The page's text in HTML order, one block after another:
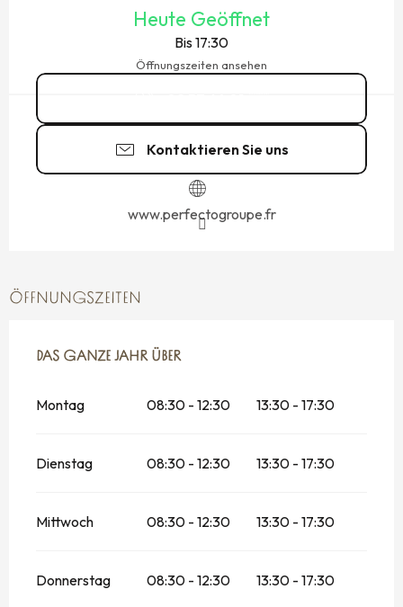
Heute Geöffnet
Bis 17:30
Öffnungszeiten ansehen
Kontaktieren Sie uns
www.perfectogroupe.fr
ÖFFNUNGSZEITEN
DAS GANZE JAHR ÜBER
DAS GANZE JAHR ÜBER
Montag 08:30 - 12:30 13:30 - 17:30
Dienstag 08:30 - 12:30 13:30 - 17:30
Mittwoch 08:30 - 12:30 13:30 - 17:30
Donnerstag 08:30 - 12:30 13:30 - 17:30